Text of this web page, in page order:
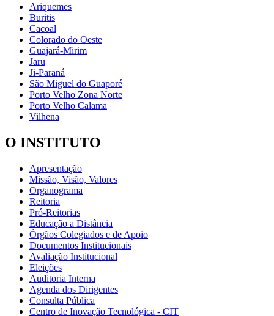
Ariquemes
Buritis
Cacoal
Colorado do Oeste
Guajará-Mirim
Jaru
Ji-Paraná
São Miguel do Guaporé
Porto Velho Zona Norte
Porto Velho Calama
Vilhena
O INSTITUTO
Apresentação
Missão, Visão, Valores
Organograma
Reitoria
Pró-Reitorias
Educação a Distância
Órgãos Colegiados e de Apoio
Documentos Institucionais
Avaliação Institucional
Eleições
Auditoria Interna
Agenda dos Dirigentes
Consulta Pública
Centro de Inovação Tecnológica - CIT